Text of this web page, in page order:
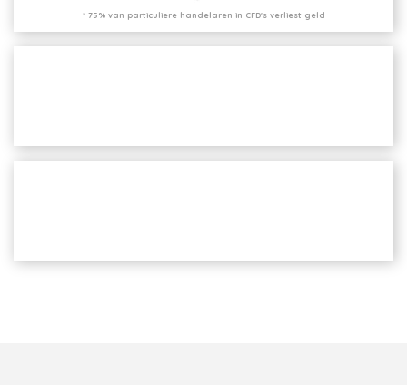
* 75% van particuliere handelaren in CFD's verliest geld